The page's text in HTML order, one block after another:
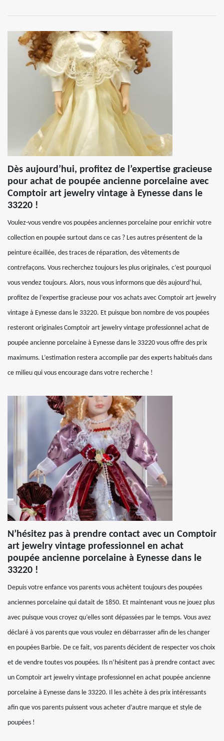
Dès aujourd’hui, profitez de l’expertise gracieuse
pour achat de poupée ancienne porcelaine avec
Comptoir art jewelry vintage à Eynesse dans le
33220 !
Voulez-vous vendre vos poupées anciennes porcelaine pour enrichir votre
collection en poupée surtout dans ce cas ? Les autres présentent de la
peinture écaillée, des traces de réparation, des vêtements de
contrefaçons. Vous recherchez toujours les plus originales, c’est pourquoi
vous vendez toujours. Alors, nous vous informons que dès aujourd’hui,
profitez de l’expertise gracieuse pour vos achats avec Comptoir art jewelry
vintage à Eynesse dans le 33220. Et puisque bon nombre de vos poupées
resteront originales Comptoir art jewelry vintage professionnel achat de
poupée ancienne porcelaine à Eynesse dans le 33220 vous offre des prix
maximums. L’estimation restera accomplie par des experts habitués dans
ce milieu qui vous encourage dans votre recherche !
N’hésitez pas à prendre contact avec un Comptoir
art jewelry vintage professionnel en achat
poupée ancienne porcelaine à Eynesse dans le
33220 !
Depuis votre enfance vos parents vous achètent toujours des poupées
anciennes porcelaine qui datait de 1850. Et maintenant vous ne jouez plus
avec puisque vous croyez qu’elles sont dépassées par le temps. Vous avez
déclaré à vos parents que vous voulez en débarrasser afin de les changer
en poupées Barbie. De ce fait, vos parents décident de respecter vos choix
et de vendre toutes vos poupées. Ils n’hésitent pas à prendre contact avec
un Comptoir art jewelry vintage professionnel en achat poupée ancienne
porcelaine à Eynesse dans le 33220. Il les achète à des prix intéressants
afin que vos parents puissent vous acheter d’autre marque et style de
poupées !